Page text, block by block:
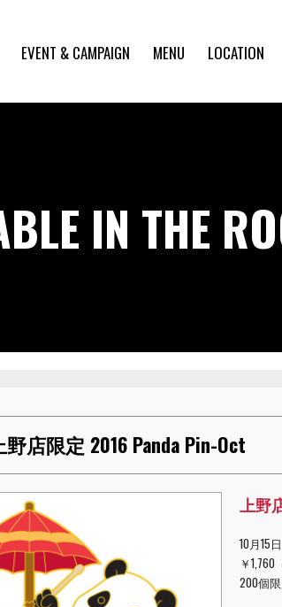
EVENT & CAMPAIGN MENU LOCATION
IN THE
野店限定 2016 Panda Pin-Oct
上野
10月15
￥1,760
200個